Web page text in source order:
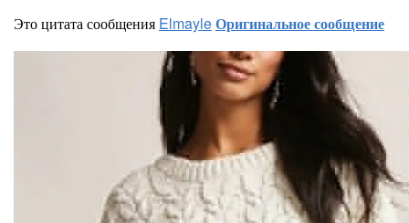
Это цитата сообщения ElmayleОригинальное сообщение